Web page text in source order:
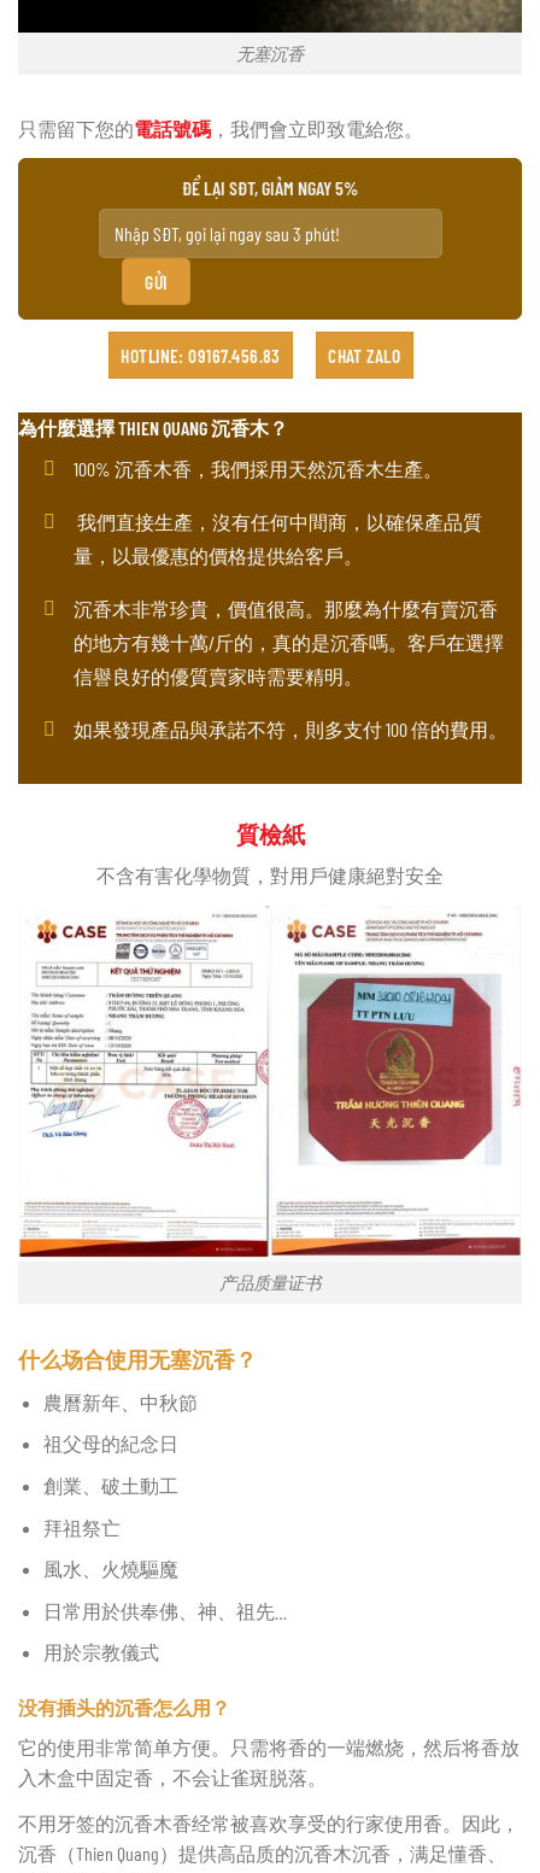
无塞沉香
只需留下您的電話號碼 ，我們會立即致電給您。
ĐỂ LẠI SĐT, GIẢM NGAY 5%
HOTLINE: 09167.456.83 CHAT ZALO
為什麼選擇 THIEN QUANG 沉香木？
100% 沉香木香，我們採用天然沉香木生產。
我們直接生產，沒有任何中間商，以確保產品質
量，以最優惠的價格提供給客戶。
沉香木非常珍貴，價值很高。那麼為什麼有賣沉香
的地方有幾十萬/斤的，真的是沉香嗎。客戶在選擇
信譽良好的優質賣家時需要精明。
如果發現產品與承諾不符，則多支付 100 倍的費用。
質檢紙
不含有害化學物質，對用戶健康絕對安全
产品质量证书
什么场合使用无塞沉香？
農曆新年、中秋節
祖父母的紀念日
創業、破土動工
拜祖祭亡
風水、火燒驅魔
日常用於供奉佛、神、祖先…
用於宗教儀式
没有插头的沉香怎么用？
它的使用非常简单方便。只需将香的一端燃烧，然后将香放
入木盒中固定香，不会让雀斑脱落。
不用牙签的沉香木香经常被喜欢享受的行家使用香。因此，
沉香（Thien Quang）提供高品质的沉香木沉香，满足懂香、